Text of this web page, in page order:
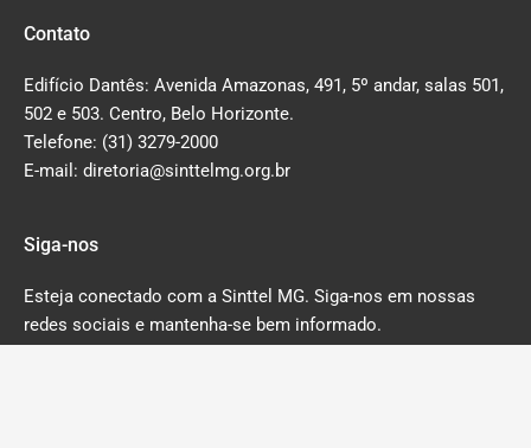
Contato
Edifício Dantês: Avenida Amazonas, 491, 5º andar, salas 501,
502 e 503. Centro, Belo Horizonte.
Telefone: (31) 3279-2000
E-mail: diretoria@sinttelmg.org.br
Siga-nos
Esteja conectado com a Sinttel MG. Siga-nos em nossas
redes sociais e mantenha-se bem informado.